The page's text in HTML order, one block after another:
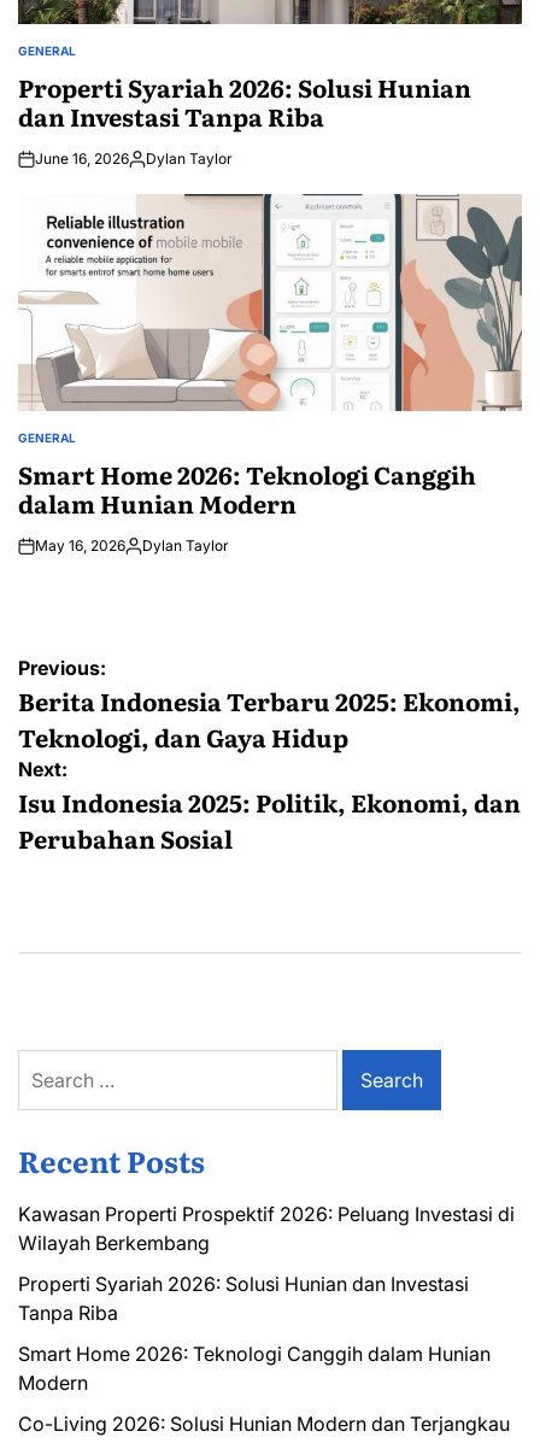
POSTED
GENERAL
Properti Syariah 2026: Solusi Hunian
dan Investasi Tanpa Riba
June 16, 2026Posted
Dylan Taylor
POSTED
GENERAL
Smart Home 2026: Teknologi Canggih
dalam Hunian Modern
May 16, 2026Posted
Dylan Taylor
Post
navigation
Previous:
Berita Indonesia Terbaru 2025: Ekonomi,
Teknologi, dan Gaya Hidup
Next:
Isu Indonesia 2025: Politik, Ekonomi, dan
Perubahan Sosial
for:
Recent Posts
Kawasan Properti Prospektif 2026: Peluang Investasi di
Wilayah Berkembang
Properti Syariah 2026: Solusi Hunian dan Investasi
Tanpa Riba
Smart Home 2026: Teknologi Canggih dalam Hunian
Modern
Co-Living 2026: Solusi Hunian Modern dan Terjangkau